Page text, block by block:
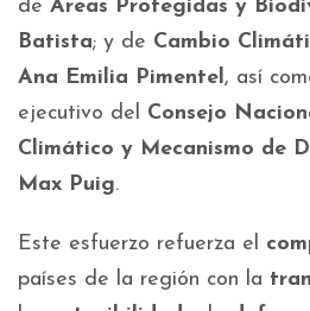
de Áreas Protegidas y
Batista; y de Cambio
Ana Emilia Pimentel, así
ejecutivo del Consejo
Climático y Mecanismo de
Max Puig.
Este esfuerzo refuerza el
países de la región con la